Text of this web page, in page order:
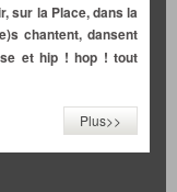
sur la Place, dans la
chantent, dansent
et hip ! hop ! tout
Plus>>